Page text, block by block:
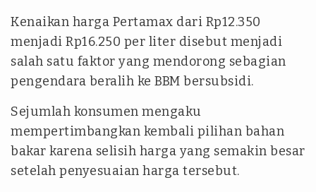
Kenaikan harga Pertamax dari Rp12.350
menjadi Rp16.250 per liter disebut menjadi
salah satu faktor yang mendorong sebagian
pengendara beralih ke BBM bersubsidi.
Sejumlah konsumen mengaku
mempertimbangkan kembali pilihan bahan
bakar karena selisih harga yang semakin besar
setelah penyesuaian harga tersebut.